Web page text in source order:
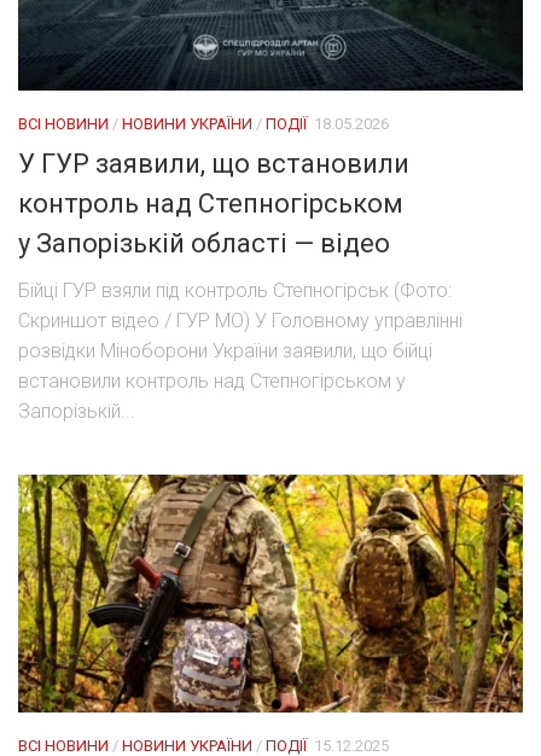
ВСІ НОВИНИ / НОВИНИ УКРАЇНИ / ПОДІЇ 18.05.2026
У ГУР заявили, що встановили
контроль над Степногірськом
у Запорізькій області — відео
Бійці ГУР взяли під контроль Степногірськ (Фото:
Скриншот відео / ГУР МО) У Головному управлінні
розвідки Міноборони України заявили, що бійці
встановили контроль над Степногірськом у
Запорізькій...
ВСІ НОВИНИ / НОВИНИ УКРАЇНИ / ПОДІЇ 15.12.2025